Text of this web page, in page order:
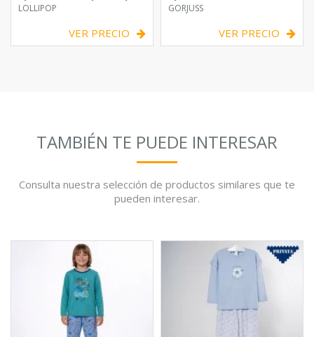
LOLLIPOP
VER PRECIO
GORJUSS
VER PRECIO
TAMBIÉN TE PUEDE INTERESAR
Consulta nuestra selección de productos similares que te
pueden interesar.